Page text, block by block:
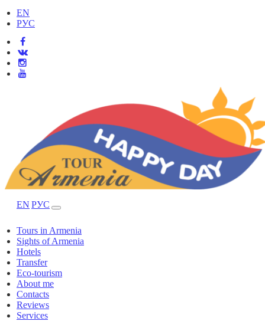
EN
РУС
EN РУС
Tours in Armenia
Sights of Armenia
Hotels
Transfer
Eco-tourism
About me
Contacts
Reviews
Services